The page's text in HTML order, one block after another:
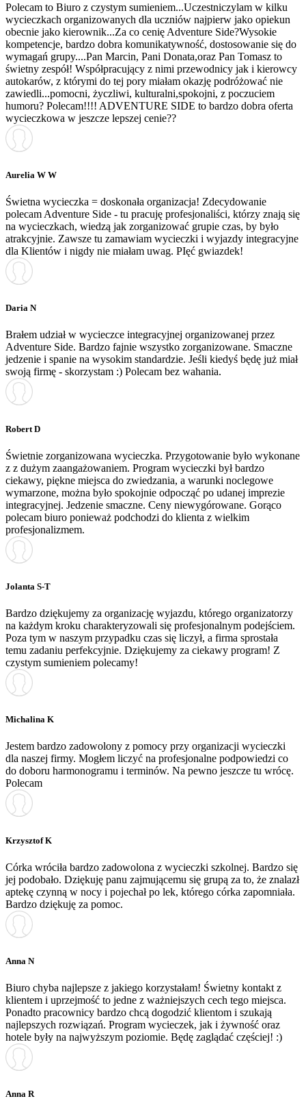
Polecam to Biuro z czystym sumieniem...Uczestniczylam w kilku
wycieczkach organizowanych dla uczniów najpierw jako opiekun
obecnie jako kierownik...Za co cenię Adventure Side?Wysokie
kompetencje, bardzo dobra komunikatywność, dostosowanie się do
wymagań grupy....Pan Marcin, Pani Donata,oraz Pan Tomasz to
świetny zespół! Współpracujący z nimi przewodnicy jak i kierowcy
autokarów, z którymi do tej pory miałam okazję podróżować nie
zawiedli...pomocni, życzliwi, kulturalni,spokojni, z poczuciem
humoru? Polecam!!!! ADVENTURE SIDE to bardzo dobra oferta
wycieczkowa w jeszcze lepszej cenie??
Aurelia W W
Świetna wycieczka = doskonała organizacja! Zdecydowanie
polecam Adventure Side - tu pracuję profesjonaliści, którzy znają się
na wycieczkach, wiedzą jak zorganizować grupie czas, by było
atrakcyjnie. Zawsze tu zamawiam wycieczki i wyjazdy integracyjne
dla Klientów i nigdy nie miałam uwag. PIęć gwiazdek!
Daria N
Brałem udział w wycieczce integracyjnej organizowanej przez
Adventure Side. Bardzo fajnie wszystko zorganizowane. Smaczne
jedzenie i spanie na wysokim standardzie. Jeśli kiedyś będę już miał
swoją firmę - skorzystam :) Polecam bez wahania.
Robert D
Świetnie zorganizowana wycieczka. Przygotowanie było wykonane
z z dużym zaangażowaniem. Program wycieczki był bardzo
ciekawy, piękne miejsca do zwiedzania, a warunki noclegowe
wymarzone, można było spokojnie odpocząć po udanej imprezie
integracyjnej. Jedzenie smaczne. Ceny niewygórowane. Gorąco
polecam biuro ponieważ podchodzi do klienta z wielkim
profesjonalizmem.
Jolanta S-T
Bardzo dziękujemy za organizację wyjazdu, którego organizatorzy
na każdym kroku charakteryzowali się profesjonalnym podejściem.
Poza tym w naszym przypadku czas się liczył, a firma sprostała
temu zadaniu perfekcyjnie. Dziękujemy za ciekawy program! Z
czystym sumieniem polecamy!
Michalina K
Jestem bardzo zadowolony z pomocy przy organizacji wycieczki
dla naszej firmy. Mogłem liczyć na profesjonalne podpowiedzi co
do doboru harmonogramu i terminów. Na pewno jeszcze tu wrócę.
Polecam
Krzysztof K
Córka wróciła bardzo zadowolona z wycieczki szkolnej. Bardzo się
jej podobało. Dziękuję panu zajmującemu się grupą za to, że znalazł
aptekę czynną w nocy i pojechał po lek, którego córka zapomniała.
Bardzo dziękuję za pomoc.
Anna N
Biuro chyba najlepsze z jakiego korzystałam! Świetny kontakt z
klientem i uprzejmość to jedne z ważniejszych cech tego miejsca.
Ponadto pracownicy bardzo chcą dogodzić klientom i szukają
najlepszych rozwiązań. Program wycieczek, jak i żywność oraz
hotele były na najwyższym poziomie. Będę zaglądać częściej! :)
Anna R